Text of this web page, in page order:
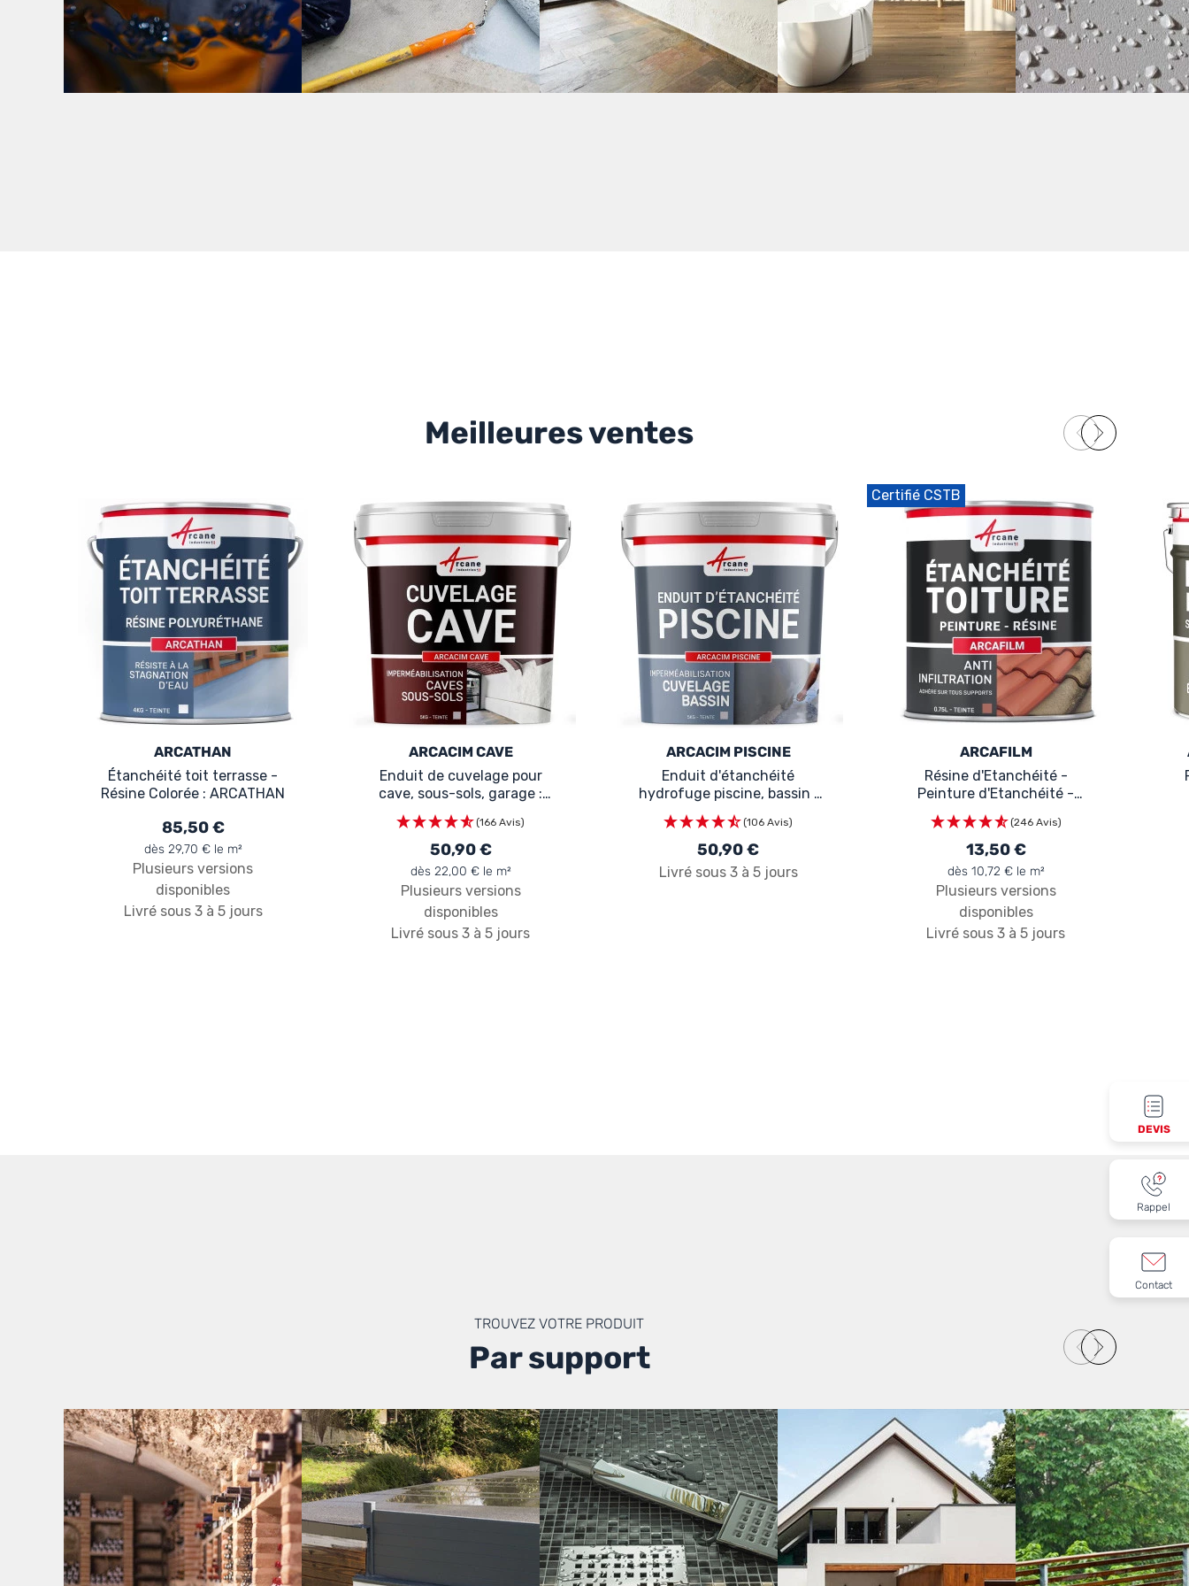
Meilleures ventes
ARCATHAN
Étanchéité toit terrasse -
Résine Colorée : ARCATHAN
85,50 €
dès 29,70 € le m²
Plusieurs versions
disponibles
Livré sous 3 à 5 jours
ARCACIM CAVE
Enduit de cuvelage pour
cave, sous-sols, garage :
ARCACIM CAVE
(166 Avis)
50,90 €
dès 22,00 € le m²
Plusieurs versions
disponibles
Livré sous 3 à 5 jours
ARCACIM PISCINE
Enduit d'étanchéité
hydrofuge piscine, bassin :
ARCACIM PISCINE
(106 Avis)
50,90 €
Livré sous 3 à 5 jours
Certifié CSTB
ARCAFILM
Résine d'Etanchéité -
Peinture d'Etanchéité -
Spécial Toit en Pente :
ARCAFILM(246 Avis)
13,50 €
dès 10,72 € le m²
Plusieurs versions
disponibles
Livré sous 3 à 5 jours
TROUVEZ VOTRE PRODUIT
Par support
DEVIS
Rappel
Contact